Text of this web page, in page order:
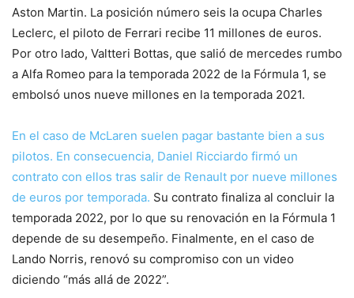
Aston Martin. La posición número seis la ocupa Charles
Leclerc, el piloto de Ferrari recibe 11 millones de euros.
Por otro lado, Valtteri Bottas, que salió de mercedes rumbo
a Alfa Romeo para la temporada 2022 de la Fórmula 1, se
embolsó unos nueve millones en la temporada 2021.
En el caso de McLaren suelen pagar bastante bien a sus
pilotos. En consecuencia, Daniel Ricciardo firmó un
contrato con ellos tras salir de Renault por nueve millones
de euros por temporada. Su contrato finaliza al concluir la
temporada 2022, por lo que su renovación en la Fórmula 1
depende de su desempeño. Finalmente, en el caso de
Lando Norris, renovó su compromiso con un video
diciendo “más allá de 2022”.